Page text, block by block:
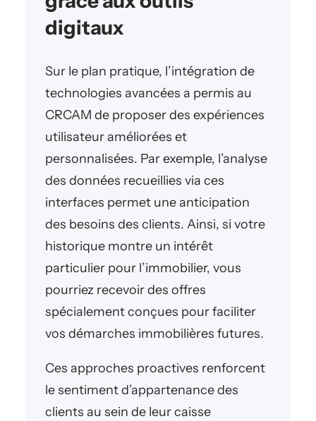
digitaux
Sur le plan pratique, l’intégration de
technologies avancées a permis au
CRCAM de proposer des expériences
utilisateur améliorées et
personnalisées. Par exemple, l’analyse
des données recueillies via ces
interfaces permet une anticipation
des besoins des clients. Ainsi, si votre
historique montre un intérêt
particulier pour l’immobilier, vous
pourriez recevoir des offres
spécialement conçues pour faciliter
vos démarches immobilières futures.
Ces approches proactives renforcent
le sentiment d’appartenance des
clients au sein de leur caisse